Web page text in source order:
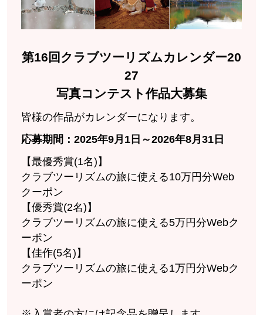
第16回クラブツーリズムカレンダー20
27
写真コンテスト作品大募集
皆様の作品がカレンダーになります。
応募期間：2025年9月1日～2026年8月31日
【最優秀賞(1名)】
クラブツーリズムの旅に使える10万円分Web
クーポン
【優秀賞(2名)】
クラブツーリズムの旅に使える5万円分Webク
ーポン
【佳作(5名)】
クラブツーリズムの旅に使える1万円分Webク
ーポン